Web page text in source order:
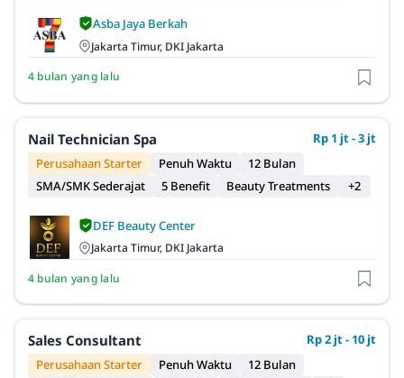
Asba Jaya Berkah
Jakarta Timur, DKI Jakarta
4 bulan yang lalu
Nail Technician Spa
Rp 1 jt - 3 jt
Perusahaan Starter
Penuh Waktu
12 Bulan
SMA/SMK Sederajat
5 Benefit Beauty Treatments +2
DEF Beauty Center
Jakarta Timur, DKI Jakarta
4 bulan yang lalu
Sales Consultant
Rp 2 jt - 10 jt
Perusahaan Starter
Penuh Waktu
12 Bulan